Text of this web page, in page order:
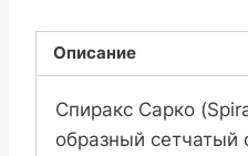
Описание
Спиракс Сарко
образный сетчатый